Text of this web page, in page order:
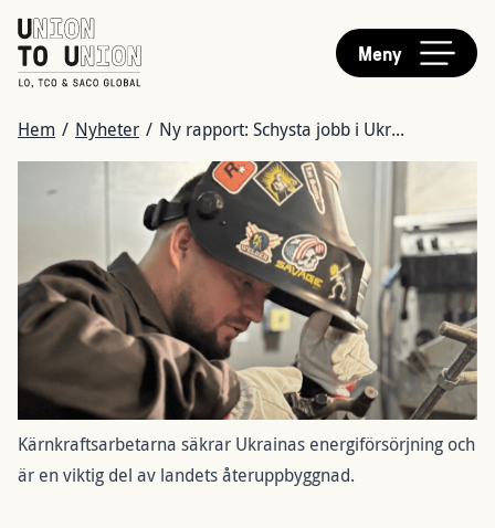
Hoppa
till
huvudinnehåll
Meny
LÄNKSTIG
Hem / Nyheter / Ny rapport: Schysta jobb i Ukr...
Kärnkraftsarbetarna säkrar Ukrainas energiförsörjning och
är en viktig del av landets återuppbyggnad.